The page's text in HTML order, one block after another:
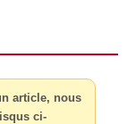
article, nous
ci-